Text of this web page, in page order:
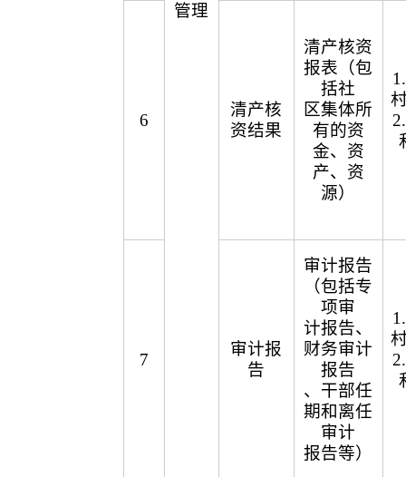
管理
6
清产核
资结果
清产核资
报表（包
括社
区集体所
有的资
金、资
产、资
源）
7
审计报
告
审计报告
（包括专
项审
计报告、
财务审计
报告
、干部任
期和离任
审计
报告等）